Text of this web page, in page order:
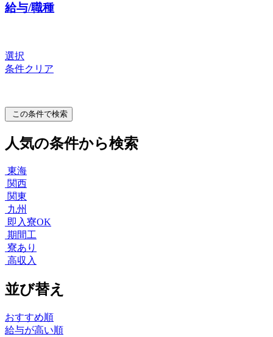
給与/職種
選択
条件クリア
この条件で検索
人気の条件から検索
東海
関西
関東
九州
即入寮OK
期間工
寮あり
高収入
並び替え
おすすめ順
給与が高い順